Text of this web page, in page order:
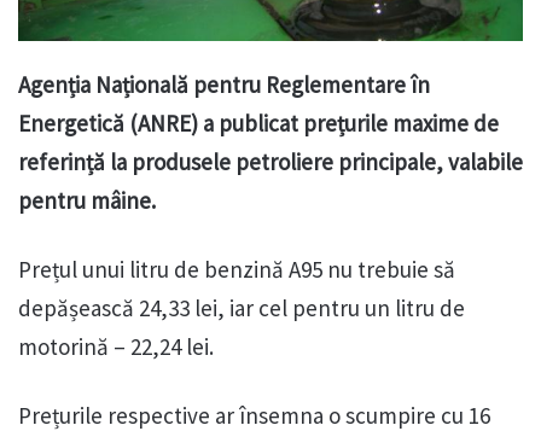
Agenția Națională pentru Reglementare în
Energetică (ANRE) a publicat prețurile maxime de
referință la produsele petroliere principale, valabile
pentru mâine.
Prețul unui litru de benzină A95 nu trebuie să
depășească 24,33 lei, iar cel pentru un litru de
motorină – 22,24 lei.
Prețurile respective ar însemna o scumpire cu 16